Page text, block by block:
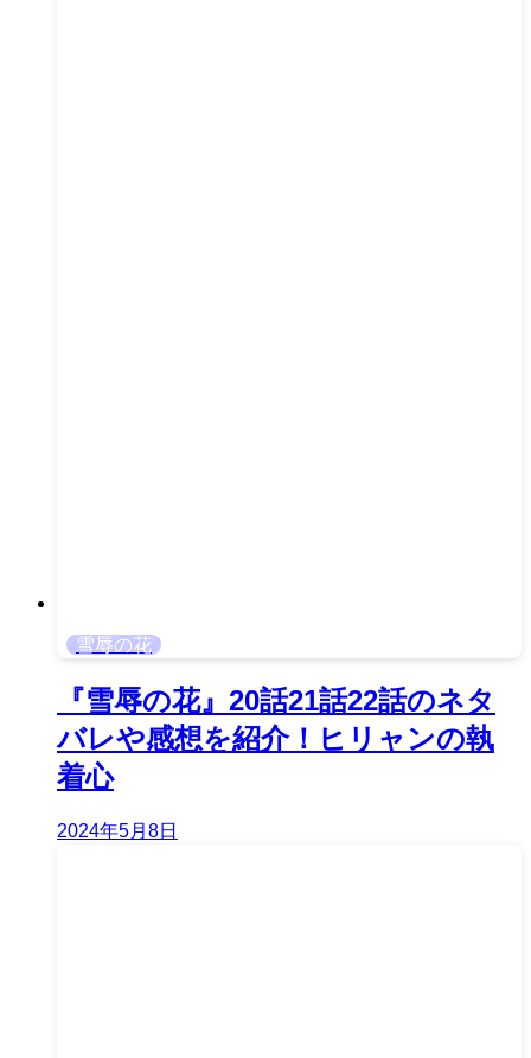
雪辱の花
『雪辱の花』20話21話22話のネタ
バレや感想を紹介！ヒリャンの執
着心
2024年5月8日